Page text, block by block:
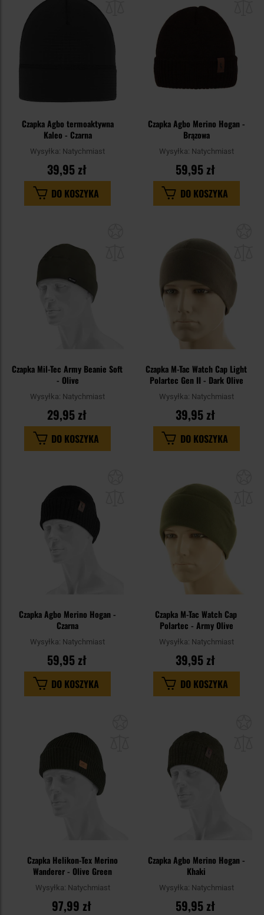
Czapka Agbo termoaktywna
Kaleo - Czarna
Wysyłka: Natychmiast
39,95 zł
DO KOSZYKA
Czapka Agbo Merino Hogan -
Brązowa
Wysyłka: Natychmiast
59,95 zł
DO KOSZYKA
schowka
Czapka Mil-Tec Army Beanie Soft
- Olive
Wysyłka: Natychmiast
29,95 zł
DO KOSZYKA
Czapka M-Tac Watch Cap Light
Polartec Gen II - Dark Olive
Wysyłka: Natychmiast
39,95 zł
DO KOSZYKA
Czapka Agbo Merino Hogan -
Czarna
Wysyłka: Natychmiast
59,95 zł
DO KOSZYKA
Czapka M-Tac Watch Cap
Polartec - Army Olive
Wysyłka: Natychmiast
39,95 zł
DO KOSZYKA
Czapka Helikon-Tex Merino
Wanderer - Olive Green
Wysyłka: Natychmiast
97,99 zł
Czapka Agbo Merino Hogan -
Khaki
Wysyłka: Natychmiast
59,95 zł